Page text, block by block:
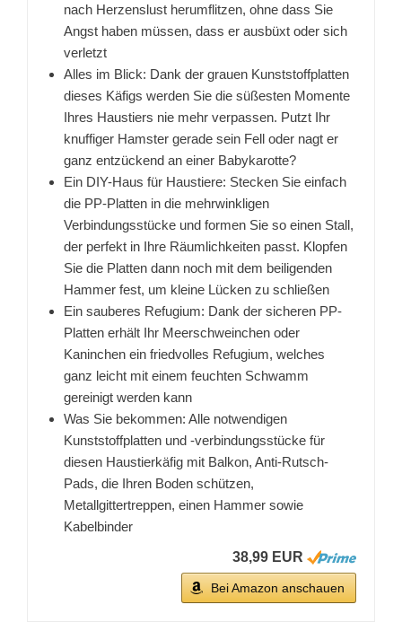
nach Herzenslust herumflitzen, ohne dass Sie
Angst haben müssen, dass er ausbüxt oder sich
verletzt
Alles im Blick: Dank der grauen Kunststoffplatten
dieses Käfigs werden Sie die süßesten Momente
Ihres Haustiers nie mehr verpassen. Putzt Ihr
knuffiger Hamster gerade sein Fell oder nagt er
ganz entzückend an einer Babykarotte?
Ein DIY-Haus für Haustiere: Stecken Sie einfach
die PP-Platten in die mehrwinkligen
Verbindungsstücke und formen Sie so einen Stall,
der perfekt in Ihre Räumlichkeiten passt. Klopfen
Sie die Platten dann noch mit dem beiligenden
Hammer fest, um kleine Lücken zu schließen
Ein sauberes Refugium: Dank der sicheren PP-
Platten erhält Ihr Meerschweinchen oder
Kaninchen ein friedvolles Refugium, welches
ganz leicht mit einem feuchten Schwamm
gereinigt werden kann
Was Sie bekommen: Alle notwendigen
Kunststoffplatten und -verbindungsstücke für
diesen Haustierkäfig mit Balkon, Anti-Rutsch-
Pads, die Ihren Boden schützen,
Metallgittertreppen, einen Hammer sowie
Kabelbinder
38,99 EUR
Bei Amazon anschauen